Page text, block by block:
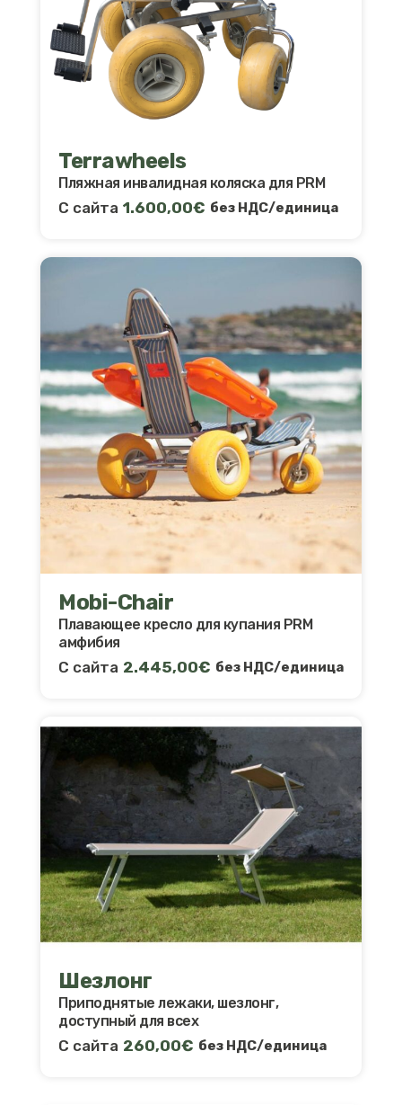
Terrawheels
Пляжная инвалидная коляска для PRM
С сайта 1.600,00€ без НДС/единица
Mobi-Chair
Плавающее кресло для купания PRM
амфибия
С сайта 2.445,00€ без НДС/единица
Шезлонг
Приподнятые лежаки, шезлонг,
доступный для всех
С сайта 260,00€ без НДС/единица